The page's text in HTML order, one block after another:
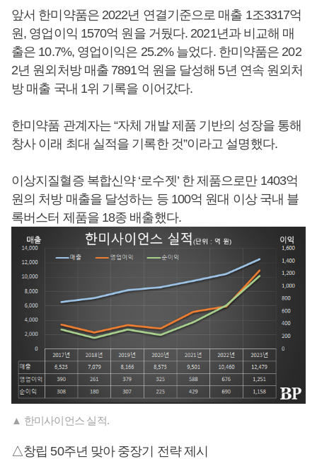
앞서 한미약품은 2022년 연결기준으로 매출 1조3317억
원, 영업이익 1570억 원을 거뒀다. 2021년과 비교해 매
출은 10.7%, 영업이익은 25.2% 늘었다. 한미약품은 202
2년 원외처방 매출 7891억 원을 달성해 5년 연속 원외처
방 매출 국내 1위 기록을 이어갔다.
한미약품 관계자는 “자체 개발 제품 기반의 성장을 통해
창사 이래 최대 실적을 기록한 것”이라고 설명했다.
이상지질혈증 복합신약 ‘로수젯’ 한 제품으로만 1403억
원의 처방 매출을 달성하는 등 100억 원대 이상 국내 블
록버스터 제품을 18종 배출했다.
▲ 한미사이언스 실적.
△창립 50주년 맞아 중장기 전략 제시